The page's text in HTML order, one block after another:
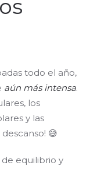
todo el año,
aún más intensa.
los
y las
😅
equilibrio y